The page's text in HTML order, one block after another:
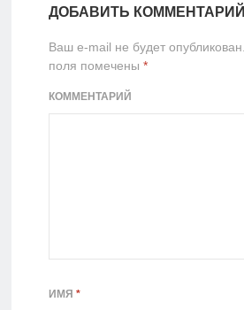
ДОБАВИТЬ КОММЕНТАРИЙ
Ваш e-mail не будет опубликован.
поля помечены *
КОММЕНТАРИЙ
ИМЯ *